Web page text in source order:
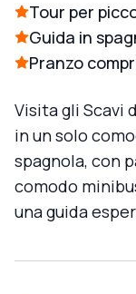
Tour per
Guida in
Pranzo
Visita gli Scavi
in un solo
spagnola, con
comodo
una guida